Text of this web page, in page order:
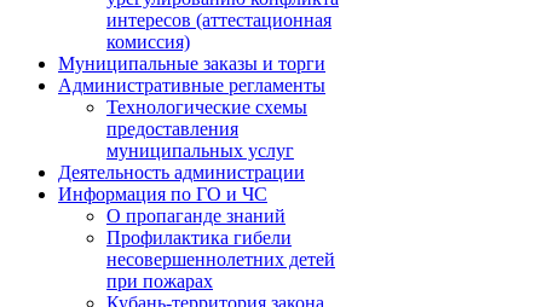
интересов (аттестационная
комиссия)
Муниципальные заказы и торги
Административные регламенты
Технологические схемы
предоставления
муниципальных услуг
Деятельность администрации
Информация по ГО и ЧС
О пропаганде знаний
Профилактика гибели
несовершеннолетних детей
при пожарах